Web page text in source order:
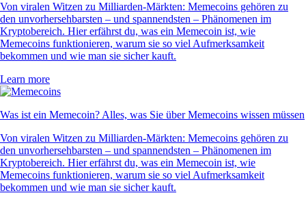
Von viralen Witzen zu Milliarden-Märkten: Memecoins gehören zu
den unvorhersehbarsten – und spannendsten – Phänomenen im
Kryptobereich. Hier erfährst du, was ein Memecoin ist, wie
Memecoins funktionieren, warum sie so viel Aufmerksamkeit
bekommen und wie man sie sicher kauft.
Learn more
Was ist ein Memecoin? Alles, was Sie über Memecoins wissen müssen
Von viralen Witzen zu Milliarden-Märkten: Memecoins gehören zu
den unvorhersehbarsten – und spannendsten – Phänomenen im
Kryptobereich. Hier erfährst du, was ein Memecoin ist, wie
Memecoins funktionieren, warum sie so viel Aufmerksamkeit
bekommen und wie man sie sicher kauft.